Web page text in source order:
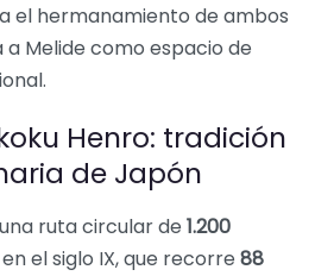
el hermanamiento de ambos
Melide como espacio de
Henro: tradición
de Japón
ruta circular de 1.200
el siglo IX, que recorre 88